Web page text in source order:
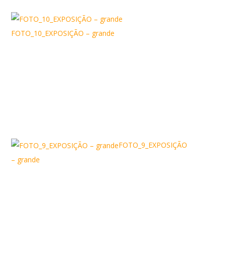
FOTO_10_EXPOSIÇÃO – grande
FOTO_9_EXPOSIÇÃO
– grande